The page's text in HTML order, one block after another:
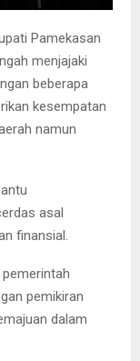
Pamekasan
menjajaki
beberapa
kesempatan
namun
asal
finansial.
pemikiran
dalam